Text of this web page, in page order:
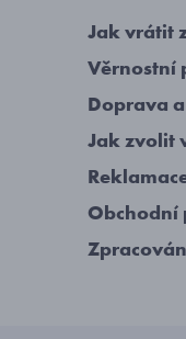
Jak vrátit
Věrnostní
Doprava
Jak zvolit